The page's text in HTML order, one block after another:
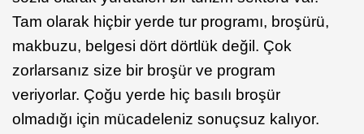
Tam olarak hiçbir yerde tur programı, broşürü,
makbuzu, belgesi dört dörtlük değil. Çok
zorlarsanız size bir broşür ve program
veriyorlar. Çoğu yerde hiç basılı broşür
olmadığı için mücadeleniz sonuçsuz kalıyor.